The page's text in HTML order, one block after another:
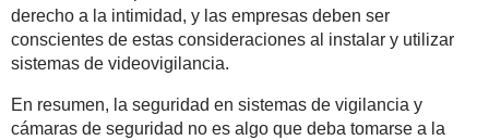
derecho a la intimidad, y las empresas deben ser
conscientes de estas consideraciones al instalar y utilizar
sistemas de videovigilancia.
En resumen, la seguridad en sistemas de vigilancia y
cámaras de seguridad no es algo que deba tomarse a la